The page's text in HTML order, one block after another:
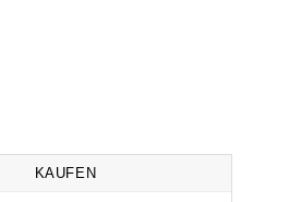
KAUFEN